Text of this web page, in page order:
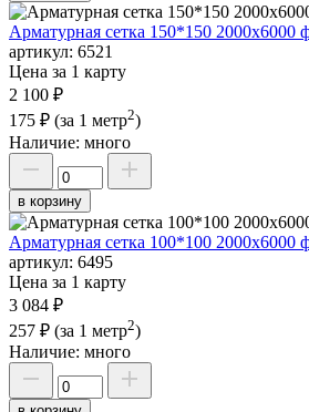
Арматурная сетка 150*150 2000х6000
артикул: 6521
Цена за 1 карту
2 100 ₽
175 ₽ (за 1 метр2)
Наличие: много
в корзину
Арматурная сетка 100*100 2000х6000
артикул: 6495
Цена за 1 карту
3 084 ₽
257 ₽ (за 1 метр2)
Наличие: много